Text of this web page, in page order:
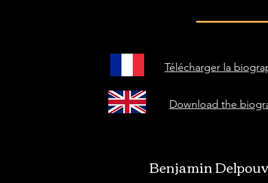
Télécharger la
Download the
Benjamin